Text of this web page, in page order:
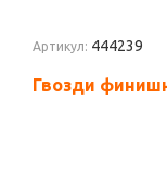
Артикул: 444239
Гвозди